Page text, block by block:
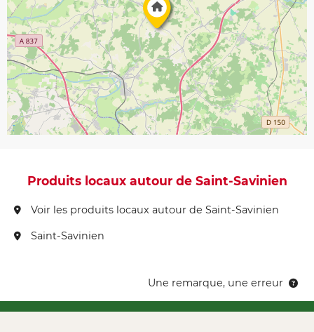
Produits locaux autour de Saint-Savinien
Voir les produits locaux autour de Saint-Savinien
Saint-Savinien
Une remarque, une erreur